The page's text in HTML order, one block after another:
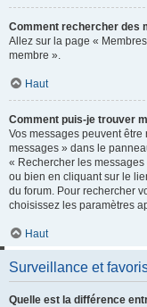
Comment rechercher des
Allez sur la page «
membre ».
Haut
Comment puis-je trouver
Vos messages peuvent
messages » dans le
« Rechercher les messages
ou bien en cliquant sur le
du forum. Pour rechercher
choisissez les paramètres
Haut
Surveillance et
Quelle est la différence